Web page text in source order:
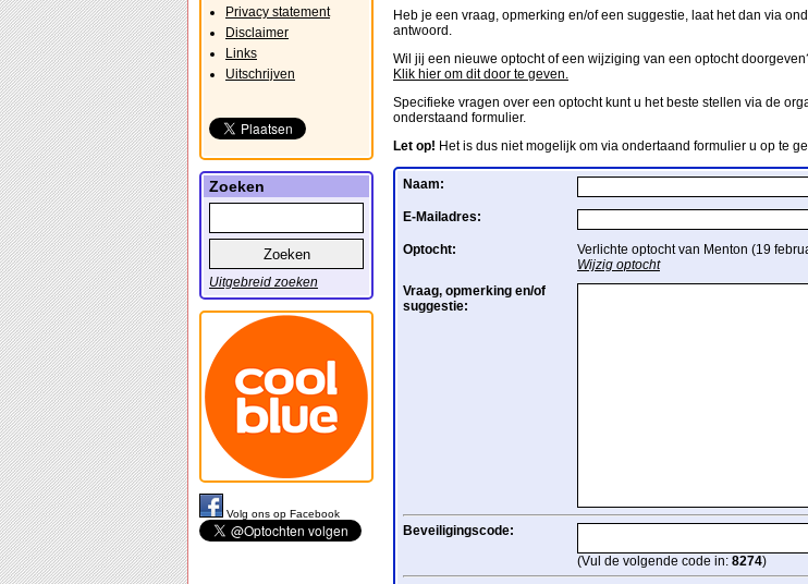
Heb je een vraag, opmerking en/of een suggestie, laat het dan via
antwoord.
Wil jij een nieuwe optocht of een wijziging van een optocht
Klik hier om dit door te geven.
Specifieke vragen over een optocht kunt u het beste stellen via de
onderstaand formulier.
Let op! Het is dus niet mogelijk om via ondertaand formulier u op te
Naam:
E-Mailadres:
Optocht:
Verlichte optocht van Menton (19
Wijzig optocht
Vraag, opmerking en/of
suggestie:
Beveiligingscode:
(Vul de volgende code in: 8274)
Privacy statement
Disclaimer
Links
Uitschrijven
Zoeken
Uitgebreid zoeken
Volg ons op Facebook